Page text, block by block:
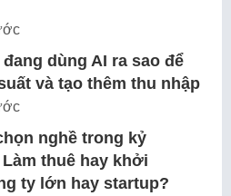
dùng AI ra sao để
và tạo thêm thu nhập
nghề trong kỷ
thuê hay khởi
ty lớn hay startup?